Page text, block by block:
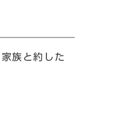
族と約した